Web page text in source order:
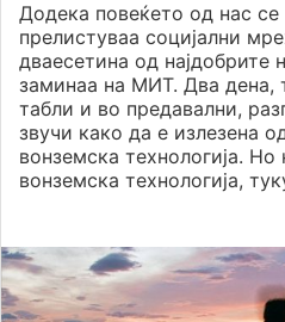
Додека повеќето од нас
прелистуваа социјални
дваесетина од најдобрите
заминаа на МИТ. Два дена,
табли и во предавални,
звучи како да е излезена
вонземска технологија. Но
вонземска технологија,